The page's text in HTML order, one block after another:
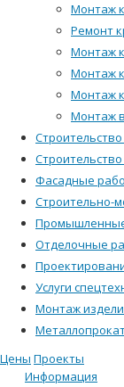
Монтаж
Ремонт
Монтаж
Монтаж
Монтаж
Монтаж
Фасадные
Строительно-
Отделочные
Услуги
Монтаж
Цены Проекты
Информация